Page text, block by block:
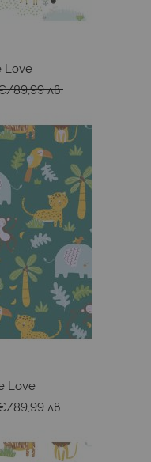
Love
/89,99 лв.
Love
/89,99 лв.